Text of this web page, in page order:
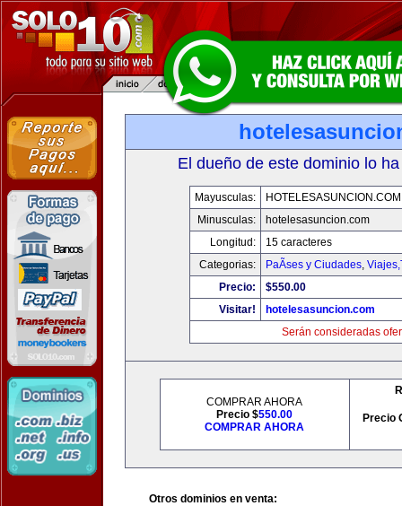
El dueño de este dominio lo
Mayusculas:
HOTELESASUNCION.COM
Minusculas:
hotelesasuncion.com
Longitud:
15 caracteres
Categorias:
PaÃ­ses y Ciudades,
Precio:
$550.00
Visitar!
hotelesasuncion.com
Serán consideradas
COMPRAR AHORA
Precio $550.00
COMPRAR AHORA
Precio
Otros dominios en venta: